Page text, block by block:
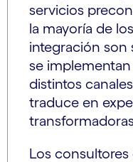
servicios
la mayoría de
integración son
se
distintos
traduce en
Los